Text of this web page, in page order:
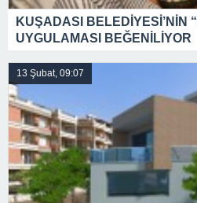
KUŞADASI BELEDİYESİ’NİN
UYGULAMASI BEĞENİLİYOR
13 Şubat, 09:07